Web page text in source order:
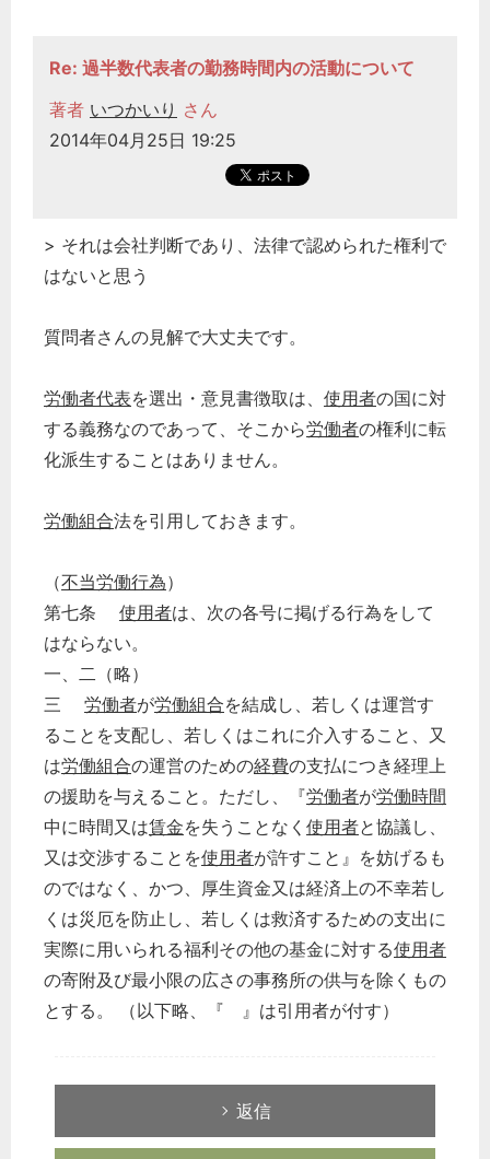
Re: 過半数代表者の勤務時間内の活動について
著者 いつかいり さん
2014年04月25日 19:25
> それは会社判断であり、法律で認められた権利で
はないと思う
質問者さんの見解で大丈夫です。
労働者代表を選出・意見書徴取は、 使用者の国に対
する義務なのであって、そこから労働者の権利に転
化派生することはありません。
労働組合法を引用しておきます。
（不当労働行為）
第七条 使用者は、次の各号に掲げる行為をして
はならない。
一、二（略）
三 労働者が労働組合を結成し、若しくは運営す
ることを支配し、若しくはこれに介入すること、又
は労働組合の運営のための経費の支払につき経理上
の援助を与えること。ただし、『労働者が労働時間
中に時間又は賃金を失うことなく 使用者と協議し、
又は交渉することを使用者が許すこと』を妨げるも
のではなく、かつ、厚生資金又は経済上の不幸若し
くは災厄を防止し、若しくは救済するための支出に
実際に用いられる福利その他の基金に対する使用者
の寄附及び最小限の広さの事務所の供与を除くもの
とする。 （以下略、『 』は引用者が付す）
返信